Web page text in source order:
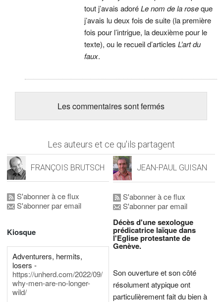
tout j’avais adoréLe nom de la roseque
j’avais lu deux fois de suite (la première
fois pour l’intrigue, la deuxième pour le
texte), ou le recueil d’articlesL’art du
faux.
Les commentaires sont fermés
Les auteurs et ce qu'ils partagent
FRANÇOIS BRUTSCH
S'abonner à ce flux
S'abonner par email
Kiosque
Adventurers, hermits,
losers -
https://unherd.com/2022/09/
why-men-are-no-longer-
wild/
JEAN-PAUL GUISAN
S'abonner à ce flux
S'abonner par email
Décès d'une sexologue
prédicatrice laïque dans
l'Eglise protestante de
Genève.
Son ouverture et son côté
résolument atypique ont
particulièrement fait du bien à